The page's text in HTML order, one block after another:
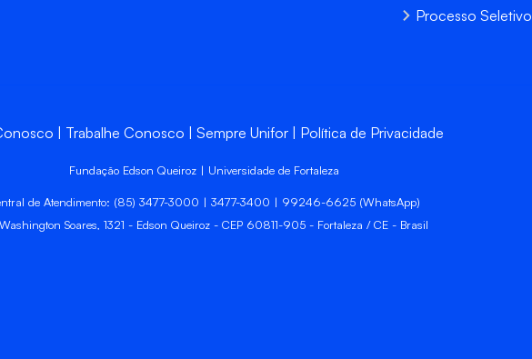
Processo Seletivo
Trabalhe Conosco Sempre Unifor Política de Privacidade
Fundação Edson Queiroz | Universidade de Fortaleza
de Atendimento: (85) 3477-3000 | 3477-3400 | 99246-6625 (WhatsApp)
Soares, 1321 - Edson Queiroz - CEP 60811-905 - Fortaleza / CE - Brasil